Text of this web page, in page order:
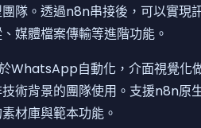
隊。透過n8n串接後，可以實現
媒體檔案傳輸等進階功能。
WhatsApp自動化，介面視覺化
術背景的團隊使用。支援n8n原
材庫與範本功能。